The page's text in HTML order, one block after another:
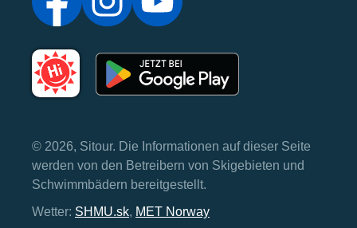
© 2026, Sitour. Die Informationen auf dieser Seite
werden von den Betreibern von Skigebieten und
Schwimmbädern bereitgestellt.
Wetter: SHMU.sk, MET Norway